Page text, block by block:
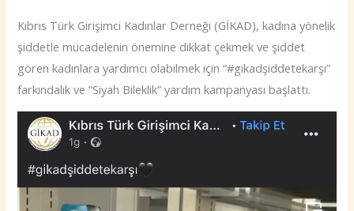
Kıbrıs Türk Girişimci Kadınlar Derneği (GİKAD), kadına yönelik
şiddetle mücadelenin önemine dikkat çekmek ve şiddet
gören kadınlara yardımcı olabilmek için “#gikadşiddetekarşı”
farkındalık ve “Siyah Bileklik” yardım kampanyası başlattı.